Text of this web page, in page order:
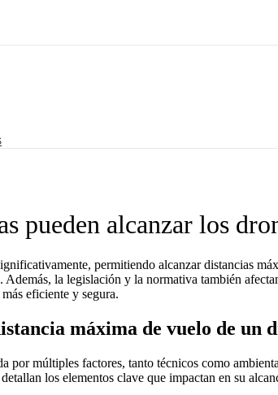
pueden alcanzar los
permitiendo alcanzar distancias
la legislación y la normativa también
eficiente y segura.
máxima de vuelo de un
por múltiples factores, tanto técnicos como
los elementos clave que impactan en su